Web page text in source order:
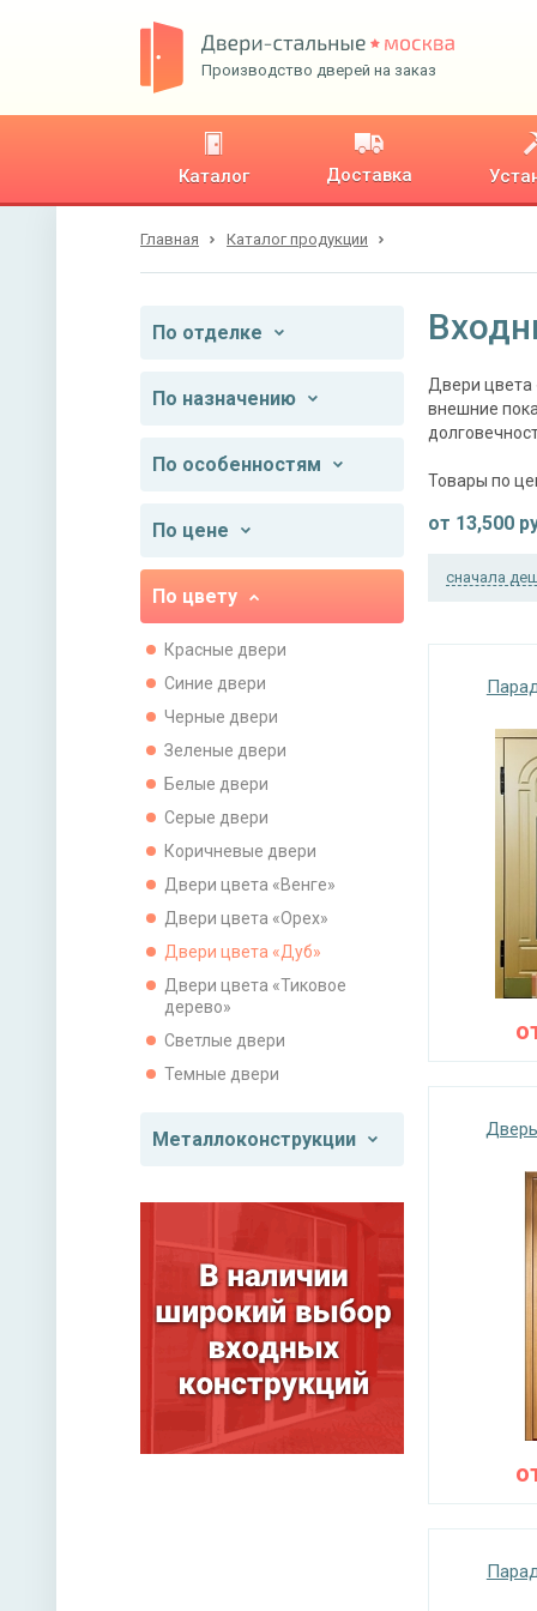
Производство дверей на заказ
Каталог Доставка
Главная Каталог продукции
По отделке
По назначению
По особенностям
По цене
По цвету
Красные двери
Синие двери
Черные двери
Зеленые двери
Белые двери
Серые двери
Коричневые двери
Двери цвета «Венге»
Двери цвета «Орех»
Двери цвета «Дуб»
Двери цвета «Тиковое
дерево»
Светлые двери
Темные двери
Металлоконструкции
Двери цвета
внешние
Товары по
от 13,500
сначала